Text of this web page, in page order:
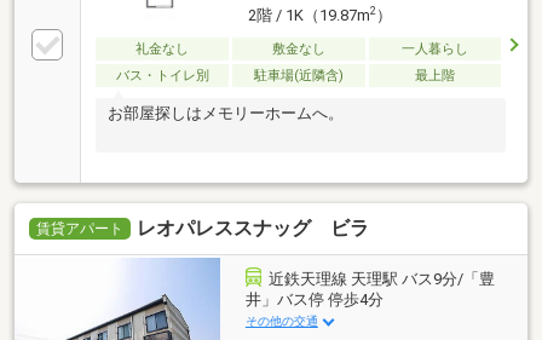
2階 / 1K（19.87m2）
礼金なし 敷金なし
一人暮らし
バス・トイレ別
駐車場(近隣含) 最上階
お部屋探しはメモリーホームへ。
賃貸アパート レオパレススナッグ ビラ
近鉄天理線 天理駅 バス9分/「豊
井」バス停 停歩4分
その他の交通